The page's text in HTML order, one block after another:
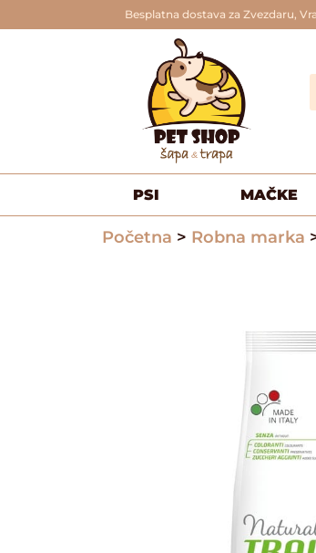
Besplatna dostava za Zvezdaru,
PSI MAČKE
Početna > Robna marka